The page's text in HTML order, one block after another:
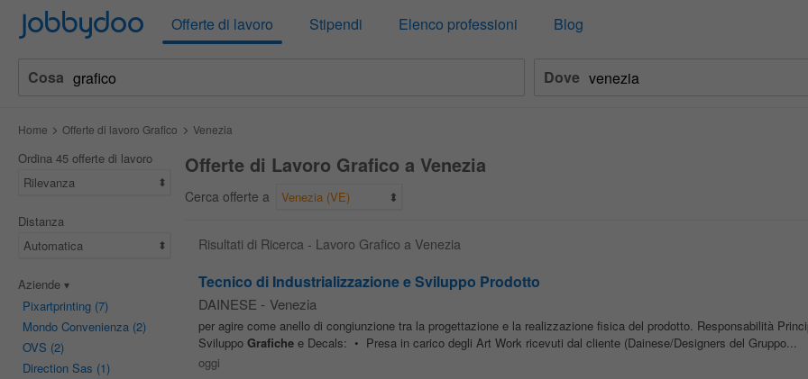
Jobbydoo Offerte di lavoro Stipendi Elenco professioni Blog
Cosa Dove
Home Offerte di lavoro Grafico Venezia
Ordina 45 offerte di lavoro
Rilevanza
Distanza
Automatica
Aziende
Pixartprinting(7)
Mondo Convenienza(2)
OVS (2)
Direction Sas (1)
Offerte di Lavoro Grafico a Venezia
Cerca offerte a Venezia (VE)
Risultati di Ricerca - Lavoro Grafico a Venezia
Tecnico di Industrializzazione e Sviluppo Prodotto
DAINESE - Venezia
per agire come anello di congiunzione tra la progettazione e la realizzazione fisica del prodotto. Responsabilità
Sviluppo Grafichee Decals: • Presa in carico degli Art Work ricevuti dal cliente (Dainese/Designers del Gruppo...
oggi